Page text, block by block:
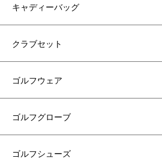
キャディーバッグ
クラブセット
ゴルフウェア
ゴルフグローブ
ゴルフシューズ